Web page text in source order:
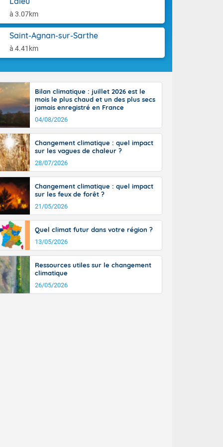
à 3.07km
Saint-Agnan-sur-Sarthe
à 4.41km
pays en
sur la
la chaine
par
nuageuse
km/h. Les
degrés
avec 34 à
et 39 à 40
Aquitaine,
de-
sont
sont
un peu
du pays en
Des
le Jura et
de
et
sur le
en
h. Côté
entre
en Anjou.
pointes
Bilan climatique : juillet 2026 est le
mois le plus chaud et un des plus secs
jamais enregistré en France
04/08/2026
Changement climatique : quel impact
sur les vagues de chaleur ?
28/07/2026
Changement climatique : quel impact
sur les feux de forêt ?
21/05/2026
Quel climat futur dans votre région ?
13/05/2026
Ressources utiles sur le changement
climatique
26/05/2026